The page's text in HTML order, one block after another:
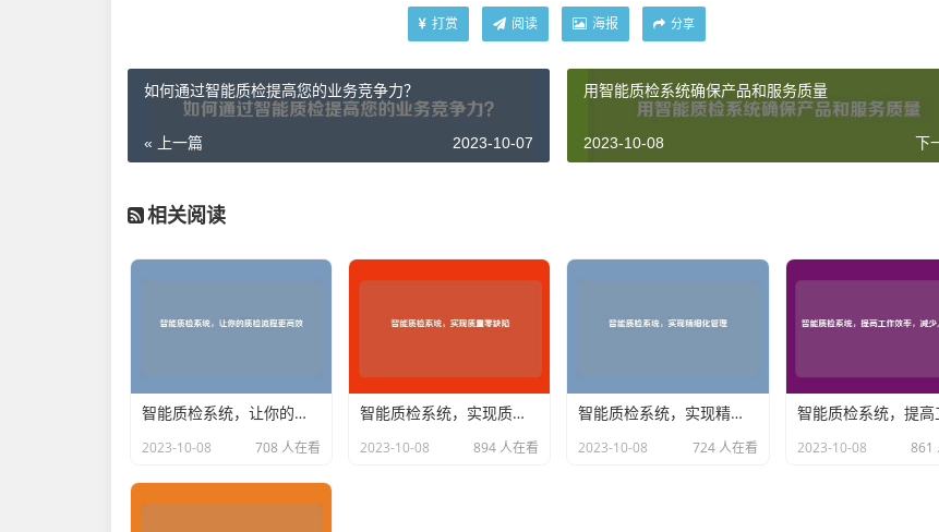
打赏 阅读 海报 分享
如何通过智能质检提高您的业务竞争力？
« 上一篇 2023-10-07
用智能质检系统确保产品和服务质量
下
2023-10-08
相关阅读
智能质检系统，让你的质检流程更高效
2023-10-08 708 人在看
智能质检系统，实现质量零缺陷
2023-10-08 894 人在看
智能质检系统，实现精细化管理
2023-10-08 724 人在看 2023-10-08 861